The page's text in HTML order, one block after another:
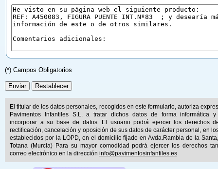
(*) Campos Obligatorios
El titular de los datos personales, recogidos en este formulario, autoriza
Pavimentos Infantiles S.L. a tratar dichos datos de forma informática y
incorporar a su base de datos. El usuario podrá ejercer los derechos
rectificación, cancelación y oposición de sus datos de carácter personal, en
establecidos por la LOPD, en el domicilio fijado en Avda.Rambla de la
Totana (Murcia) Para su mayor comodidad podrá ejercer los derechos
correo electrónico en la dirección info@pavimentosinfantiles.es